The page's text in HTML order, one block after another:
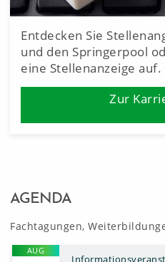
Entdecken Sie
und den Springerpool
eine Stellenanzeige auf.
Zur
AGENDA
Fachtagungen,
AUG